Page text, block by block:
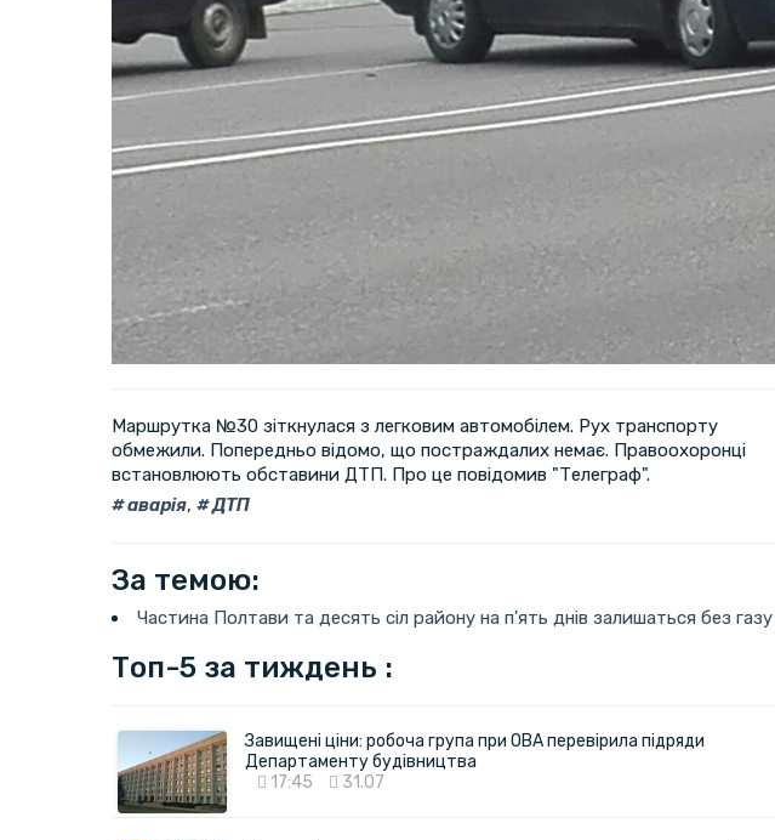
Маршрутка №30 зіткнулася з легковим автомобілем. Рух транспорту
обмежили. Попередньо відомо, що постраждалих немає. Правоохоронці
встановлюють обставини ДТП. Про це повідомив "Телеграф".
аварія, ДТП
За темою:
Частина Полтави та десять сіл району на п'ять днів залишаться без газу
Топ-5 за тиждень :
Завищені ціни: робоча група при ОВА перевірила підряди
Департаменту будівництва
17:45
31.07